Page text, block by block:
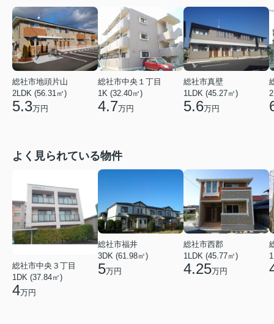
総社市地頭片山
2LDK (56.31㎡)
5.3万円
総社市中央１丁目
1K (32.40㎡)
4.7万円
総社市真壁
1LDK (45.27㎡)
5.6万円
よく見られている物件
総社市中央３丁目
1DK (37.84㎡)
4万円
総社市福井
3DK (61.98㎡)
5万円
総社市西郡
1LDK (45.77㎡)
4.25万円